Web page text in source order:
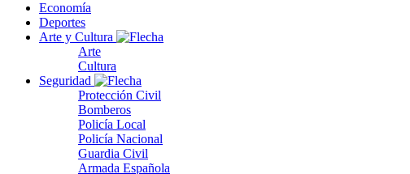
Economía
Deportes
Arte y Cultura
Arte
Cultura
Seguridad
Protección Civil
Bomberos
Policía Local
Policía Nacional
Guardia Civil
Armada Española